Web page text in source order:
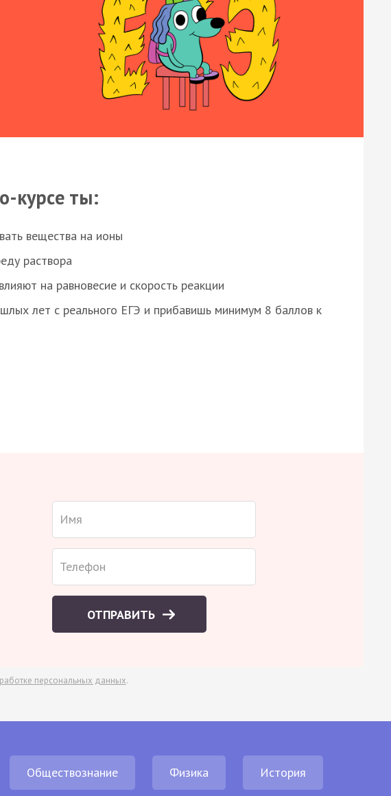
курсе ты:
вещества на ионы
раствора
на равновесие и скорость реакции
лет с реального ЕГЭ и прибавишь минимум 8 баллов к
ОТПРАВИТЬ
персональных данных.
Обществознание Физика История